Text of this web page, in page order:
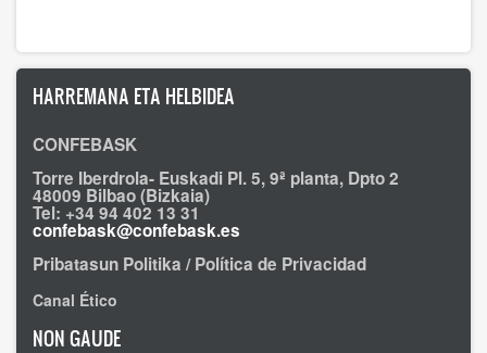
HARREMANA ETA HELBIDEA
CONFEBASK
Torre Iberdrola- Euskadi Pl. 5, 9ª planta, Dpto 2
48009 Bilbao (Bizkaia)
Tel: +34 94 402 13 31
confebask@confebask.es
Pribatasun Politika / Política de Privacidad
Canal Ético
NON GAUDE